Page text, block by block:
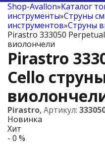
Shop-Avallon»Каталог
инструменты»Струны
инструментов»Струны
Pirastro 333050
виолончели
Pirastro
Cello
Pirastro, Артикул:
Новинка
Хит
- 0 %